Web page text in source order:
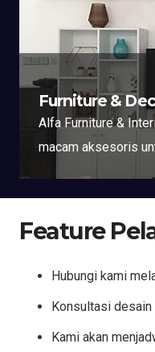
Furniture &
Alfa Furniture &
macam aksesoris
Feature
Hubungi kami
Konsultasi
Kami akan